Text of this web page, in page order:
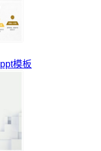
模板